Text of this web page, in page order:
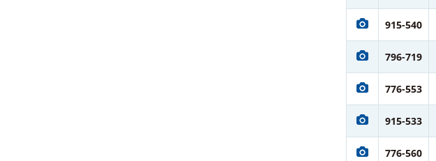
915-540
796-719
776-553
915-533
776-560